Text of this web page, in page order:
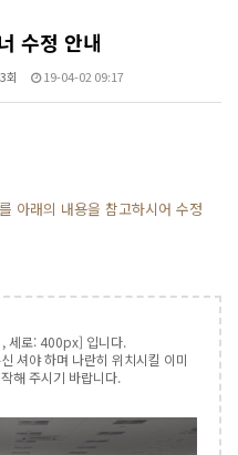
수정 안내
회 19-04-02 09:17
아래의 내용을 참고하시어 수정
세로: 400px] 입니다.
셔야 하며 나란히 위치시킬 이미
해 주시기 바랍니다.